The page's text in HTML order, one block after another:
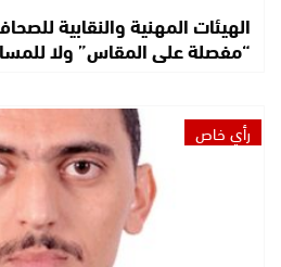
الهيئات المهنية والنقابية
“مفصلة على المقاس” ولا
رأي خاص